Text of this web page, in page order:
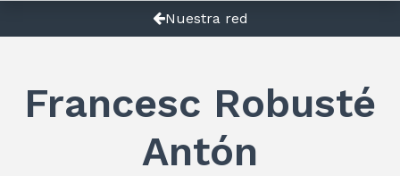
Nuestra red
Francesc Robusté
Antón